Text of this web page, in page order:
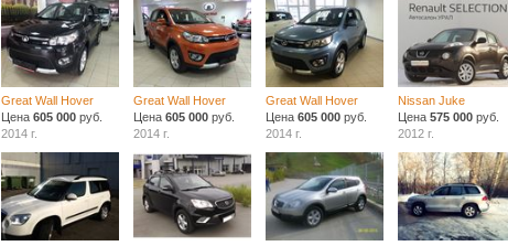
Great Wall Hover
Цена605 000 руб.
2014 г.
Great Wall Hover
Цена605 000 руб.
2014 г.
Great Wall Hover
Цена 605 000руб.
2014 г.
Nissan Juke
Цена 575 000руб.
2012 г.